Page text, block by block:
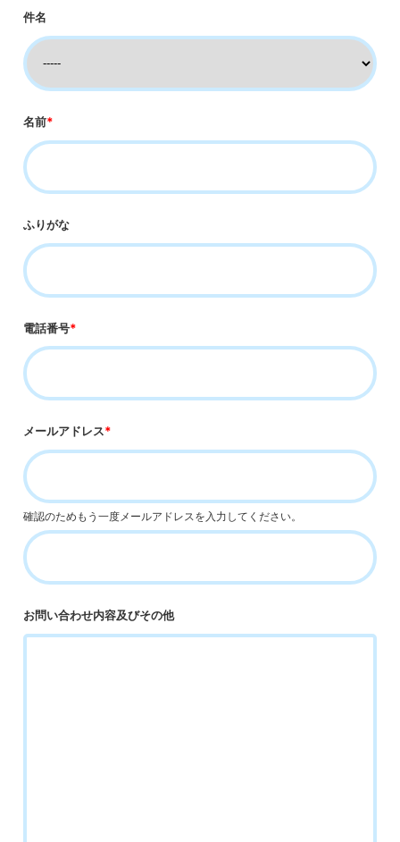
件名
名前*
ふりがな
電話番号*
メールアドレス*
確認のためもう一度メールアドレスを入力してください。
お問い合わせ内容及びその他